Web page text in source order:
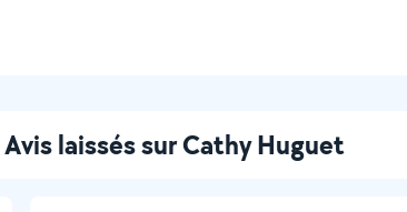
Avis laissés sur Cathy Huguet